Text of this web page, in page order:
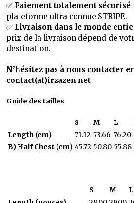
✅ Paiement totalement sécurisé
plateforme ultra connue STRIPE.
✅ Livraison dans le monde
prix de la livraison dépend de
destination.
N’hésitez pas à nous contacter
contact(at)irzazen.net
Guide des tailles
S M L
Length (cm)
71.12 73.66 76.20
B) Half Chest (cm) 45.72 50.80 55.88
S M L